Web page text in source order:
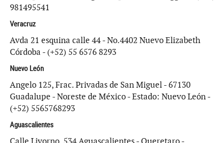
981495541
Veracruz
Avda 21 esquina calle 44 - No.4402 Nuevo Elizabeth
Córdoba - (+52) 55 6576 8293
Nuevo León
Angelo 125, Frac. Privadas de San Miguel - 67130
Guadalupe - Noreste de México - Estado: Nuevo León -
(+52) 5565768293
Aguascalientes